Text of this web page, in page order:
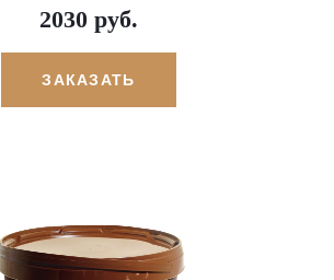
2030 руб.
ЗАКАЗАТЬ